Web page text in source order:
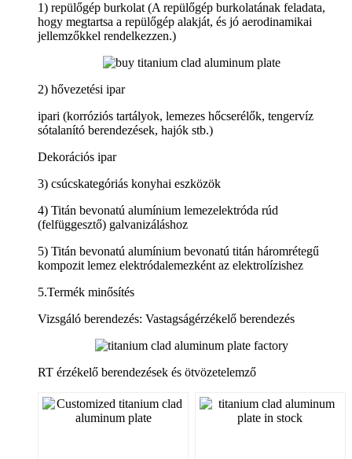
1) repülőgép burkolat (A repülőgép burkolatának feladata,
hogy megtartsa a repülőgép alakját, és jó aerodinamikai
jellemzőkkel rendelkezzen.)
2) hővezetési ipar
ipari (korróziós tartályok, lemezes hőcserélők, tengervíz
sótalanító berendezések, hajók stb.)
Dekorációs ipar
3) csúcskategóriás konyhai eszközök
4) Titán bevonatú alumínium lemezelektróda rúd
(felfüggesztő) galvanizáláshoz
5) Titán bevonatú alumínium bevonatú titán háromrétegű
kompozit lemez elektródalemezként az elektrolízishez
5.Termék minősítés
Vizsgáló berendezés: Vastagságérzékelő berendezés
RT érzékelő berendezések és ötvözetelemző